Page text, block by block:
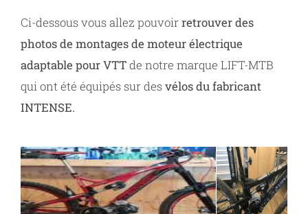
Ci-dessous vous allez pouvoirretrouver des
photos de montages de moteur électrique
adaptable pour VTTde notre marque LIFT-MTB
qui ont été équipés sur desvélos du fabricant
INTENSE.